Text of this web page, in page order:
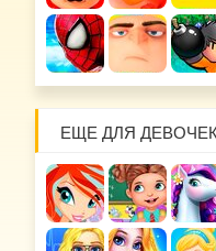
ЕЩЕ ДЛЯ ДЕВОЧЕК